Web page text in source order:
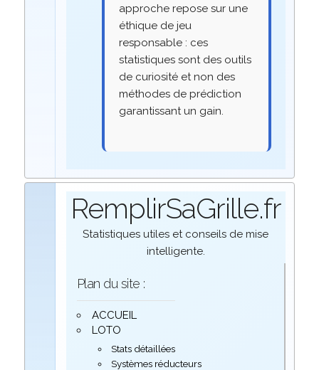
approche repose sur une
éthique de jeu
responsable : ces
statistiques sont des outils
de curiosité et non des
méthodes de prédiction
garantissant un gain.
RemplirSaGrille.fr
Statistiques utiles et conseils de mise
intelligente.
Plan du site :
ACCUEIL
LOTO
Stats détaillées
Systèmes réducteurs